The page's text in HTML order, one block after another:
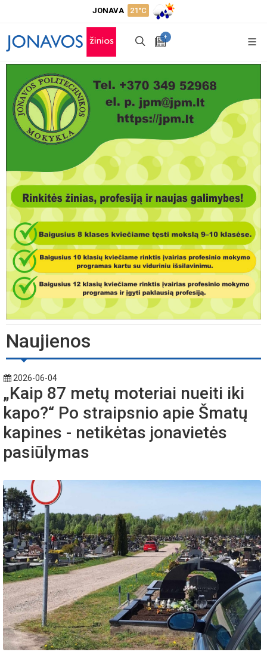
JONAVA 21°C
+
Naujienos
2026-06-04
„Kaip 87 metų moteriai nueiti iki
kapo?“ Po straipsnio apie Šmatų
kapines - netikėtas jonavietės
pasiūlymas